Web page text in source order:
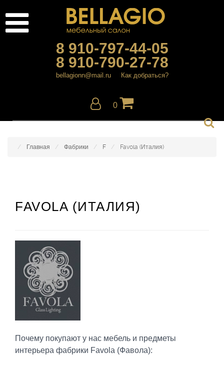
8 910-797-44-05
8 910-790-27-78
bellagionn@mail.ru Как добраться?
0
Главная Фабрики F Favola (Италия)
FAVOLA (ИТАЛИЯ)
Почему покупают у нас мебель и предметы
интерьера фабрики Favola (Фавола):